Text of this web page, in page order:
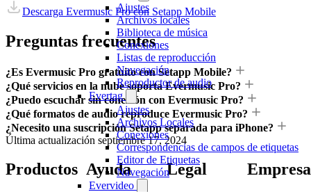
Ajustes
Archivos locales
Biblioteca de música
Conexiones
Listas de reproducción
Navegación
Reproductor de audio
Evertag
Ajustes
Archivos Locales
Conexiones
Correspondencias de campos de etiquetas
Editor de Etiquetas
Navegación
Evervideo
Descarga Evermusic Pro con Setapp Mobile
Preguntas frecuentes
¿Es Evermusic Pro gratuito con Setapp Mobile?
¿Qué servicios en la nube soporta Evermusic Pro?
¿Puedo escuchar sin conexión con Evermusic Pro?
¿Qué formatos de audio reproduce Evermusic Pro?
¿Necesito una suscripción Setapp separada para iPhone?
Última actualización septiembre 17, 2024
Productos Ayuda Legal Empresa